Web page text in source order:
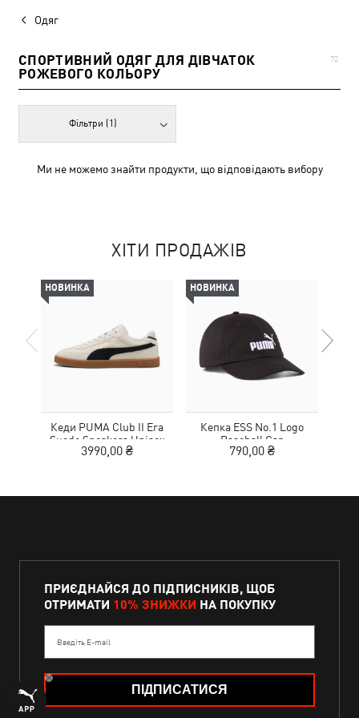
Одяг
СПОРТИВНИЙ ОДЯГ ДЛЯ ДІВЧАТОК
РОЖЕВОГО КОЛЬОРУ
72
Фільтри (1)
Ми не можемо знайти продукти, що відповідають вибору
ХІТИ ПРОДАЖІВ
НОВИНКА
Кеди PUMA Club II Era
Suede Sneakers Unisex
3990,00 ₴
НОВИНКА
Кепка ESS No.1 Logo
Baseball Cap
790,00 ₴
ПРИЄДНАЙСЯ ДО ПІДПИСНИКІВ, ЩОБ
ОТРИМАТИ 10% ЗНИЖКИ НА ПОКУПКУ
Введіть E-mail
ПІДПИСАТИСЯ